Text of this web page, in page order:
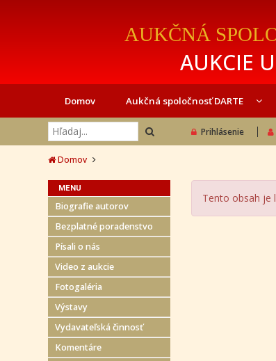
AUKČNÁ
AUKCIE
Domov Aukčná spoločnosť DARTE
Prihlásenie
Domov
MENU
Biografie autorov
Bezplatné poradenstvo
Písali o nás
Video z aukcie
Fotogaléria
Výstavy
Vydavateľská činnosť
Komentáre
Tento obsah je